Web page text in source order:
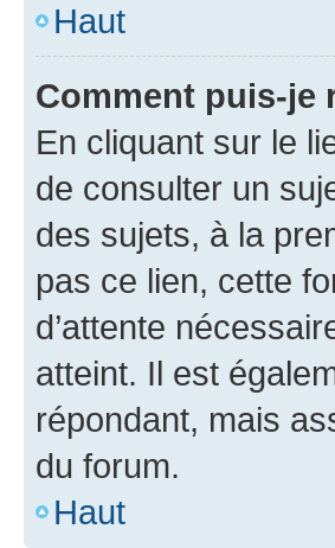
Haut
Comment puis-je
En cliquant sur le
de consulter un
des sujets, à la
pas ce lien, cette
d’attente
atteint. Il est
répondant, mais
du forum.
Haut